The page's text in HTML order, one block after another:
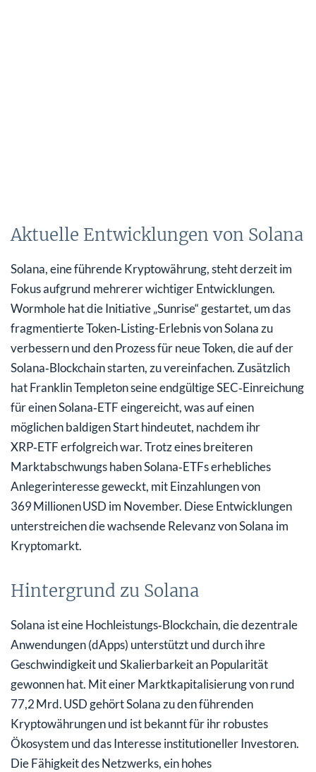
Aktuelle Entwicklungen von Solana
Solana, eine führende Kryptowährung, steht derzeit im
Fokus aufgrund mehrerer wichtiger Entwicklungen.
Wormhole hat die Initiative „Sunrise“ gestartet, um das
fragmentierte Token‑Listing-Erlebnis von Solana zu
verbessern und den Prozess für neue Token, die auf der
Solana‑Blockchain starten, zu vereinfachen. Zusätzlich
hat Franklin Templeton seine endgültige SEC‑Einreichung
für einen Solana‑ETF eingereicht, was auf einen
möglichen baldigen Start hindeutet, nachdem ihr
XRP‑ETF erfolgreich war. Trotz eines breiteren
Marktabschwungs haben Solana‑ETFs erhebliches
Anlegerinteresse geweckt, mit Einzahlungen von
369 Millionen USD im November. Diese Entwicklungen
unterstreichen die wachsende Relevanz von Solana im
Kryptomarkt.
Hintergrund zu Solana
Solana ist eine Hochleistungs‑Blockchain, die dezentrale
Anwendungen (dApps) unterstützt und durch ihre
Geschwindigkeit und Skalierbarkeit an Popularität
gewonnen hat. Mit einer Marktkapitalisierung von rund
77,2 Mrd. USD gehört Solana zu den führenden
Kryptowährungen und ist bekannt für ihr robustes
Ökosystem und das Interesse institutioneller Investoren.
Die Fähigkeit des Netzwerks, ein hohes